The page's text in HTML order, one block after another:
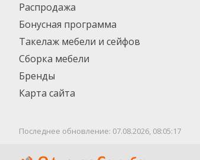
Распродажа
Бонусная программа
Такелаж мебели и сейфов
Сборка мебели
Бренды
Карта сайта
Последнее обновление: 07.08.2026, 08:05:17